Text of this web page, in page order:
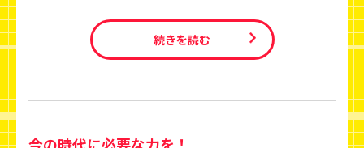
続きを読む